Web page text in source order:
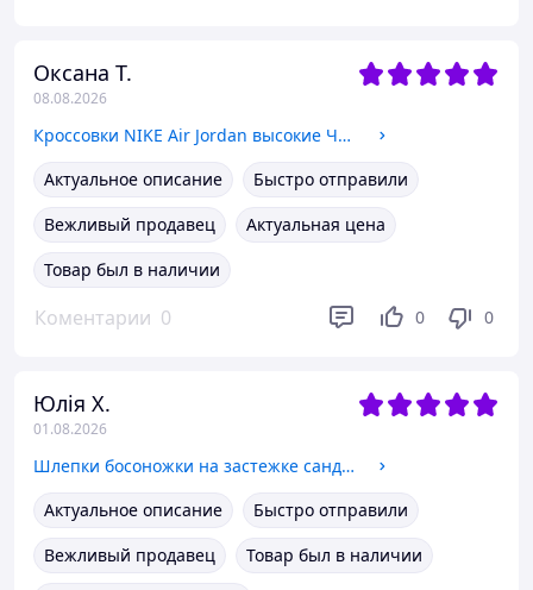
Оксана Т.
08.08.2026
Кроссовки NIKE Air Jordan высокие ЧЕРНЫЕ на шнурках мужские унисекс демисезон єко кожа 42
Актуальное описание
Быстро отправили
Вежливый продавец
Актуальная цена
Товар был в наличии
Коментарии 0 0 0
Юлія Х.
01.08.2026
Шлепки босоножки на застежке сандалии на плоской подошве летние рыжие коричневые бежевые 39
Актуальное описание
Быстро отправили
Вежливый продавец
Товар был в наличии